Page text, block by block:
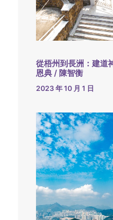
從梧州到長洲：建道
恩典 / 陳智衡
2023 年 10 月 1 日